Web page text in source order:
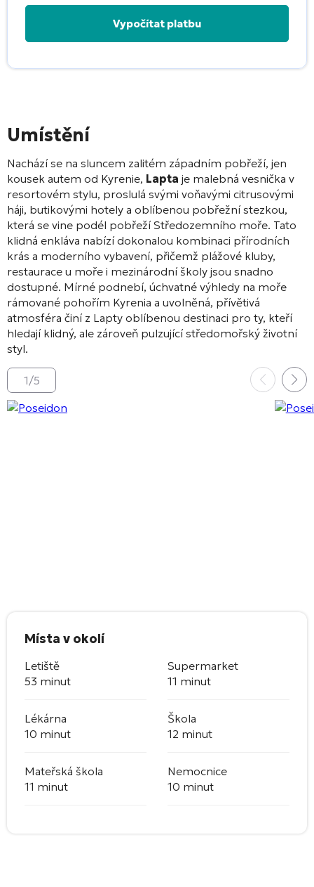
Umístění
Nachází se na sluncem zalitém západním pobřeží, jen
kousek autem od Kyrenie, Lapta je malebná vesnička v
resortovém stylu, proslulá svými voňavými citrusovými
háji, butikovými hotely a oblíbenou pobřežní stezkou,
která se vine podél pobřeží Středozemního moře. Tato
klidná enkláva nabízí dokonalou kombinaci přírodních
krás a moderního vybavení, přičemž plážové kluby,
restaurace u moře i mezinárodní školy jsou snadno
dostupné. Mírné podnebí, úchvatné výhledy na moře
rámované pohořím Kyrenia a uvolněná, přívětivá
atmosféra činí z Lapty oblíbenou destinaci pro ty, kteří
hledají klidný, ale zároveň pulzující středomořský životní
styl.
1/5
Místa v okolí
Letiště
53 minut
Supermarket
11 minut
Lékárna
10 minut
Škola
12 minut
Mateřská škola
11 minut
Nemocnice
10 minut